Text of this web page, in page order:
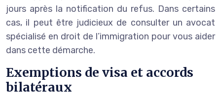
jours après la notification du refus. Dans certains
cas, il peut être judicieux de consulter un avocat
spécialisé en droit de l’immigration pour vous aider
dans cette démarche.
Exemptions de visa et accords
bilatéraux